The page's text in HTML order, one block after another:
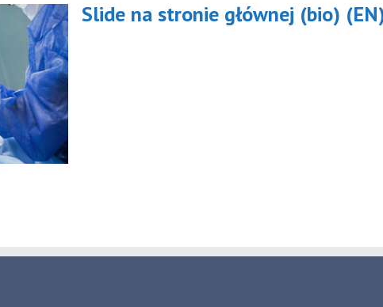
Slide na stronie głównej (bio)